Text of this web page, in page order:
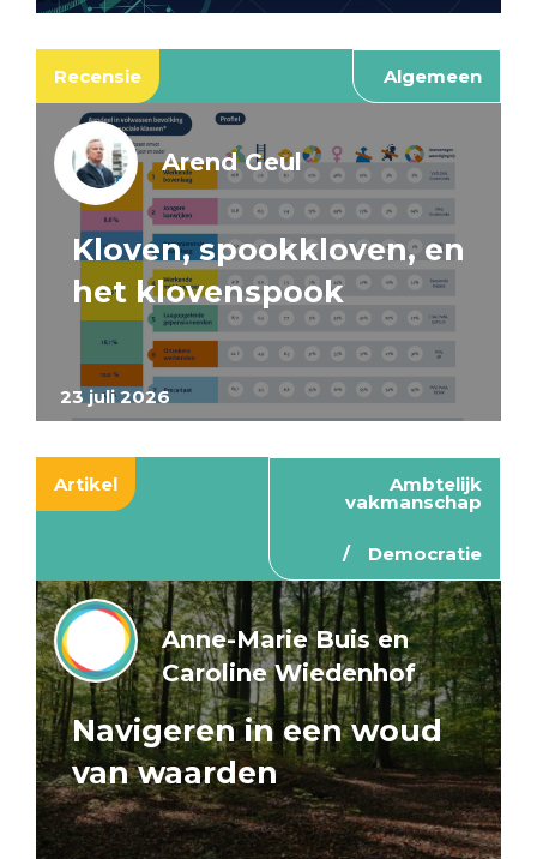
Recensie Algemeen
23 juli 2026
Arend Geul
Kloven, spookkloven, en
het klovenspook
Artikel Ambtelijk
vakmanschap
Democratie
Anne-Marie Buis en
Caroline Wiedenhof
Navigeren in een woud
van waarden